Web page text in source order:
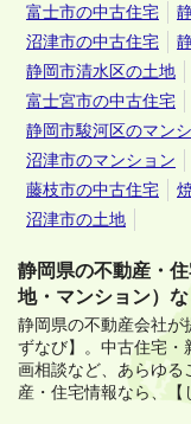
富士市の中古住宅
沼津市の中古住宅
静岡市清水区の土地
富士宮市の中古住宅
静岡市駿河区のマン
沼津市のマンション
藤枝市の中古住宅
沼津市の土地
静岡県の不動産・
地・マンション）
静岡県の不動産会社が
ずなび】。 中古住宅・
画相談など、あらゆる
産・住宅情報なら、【